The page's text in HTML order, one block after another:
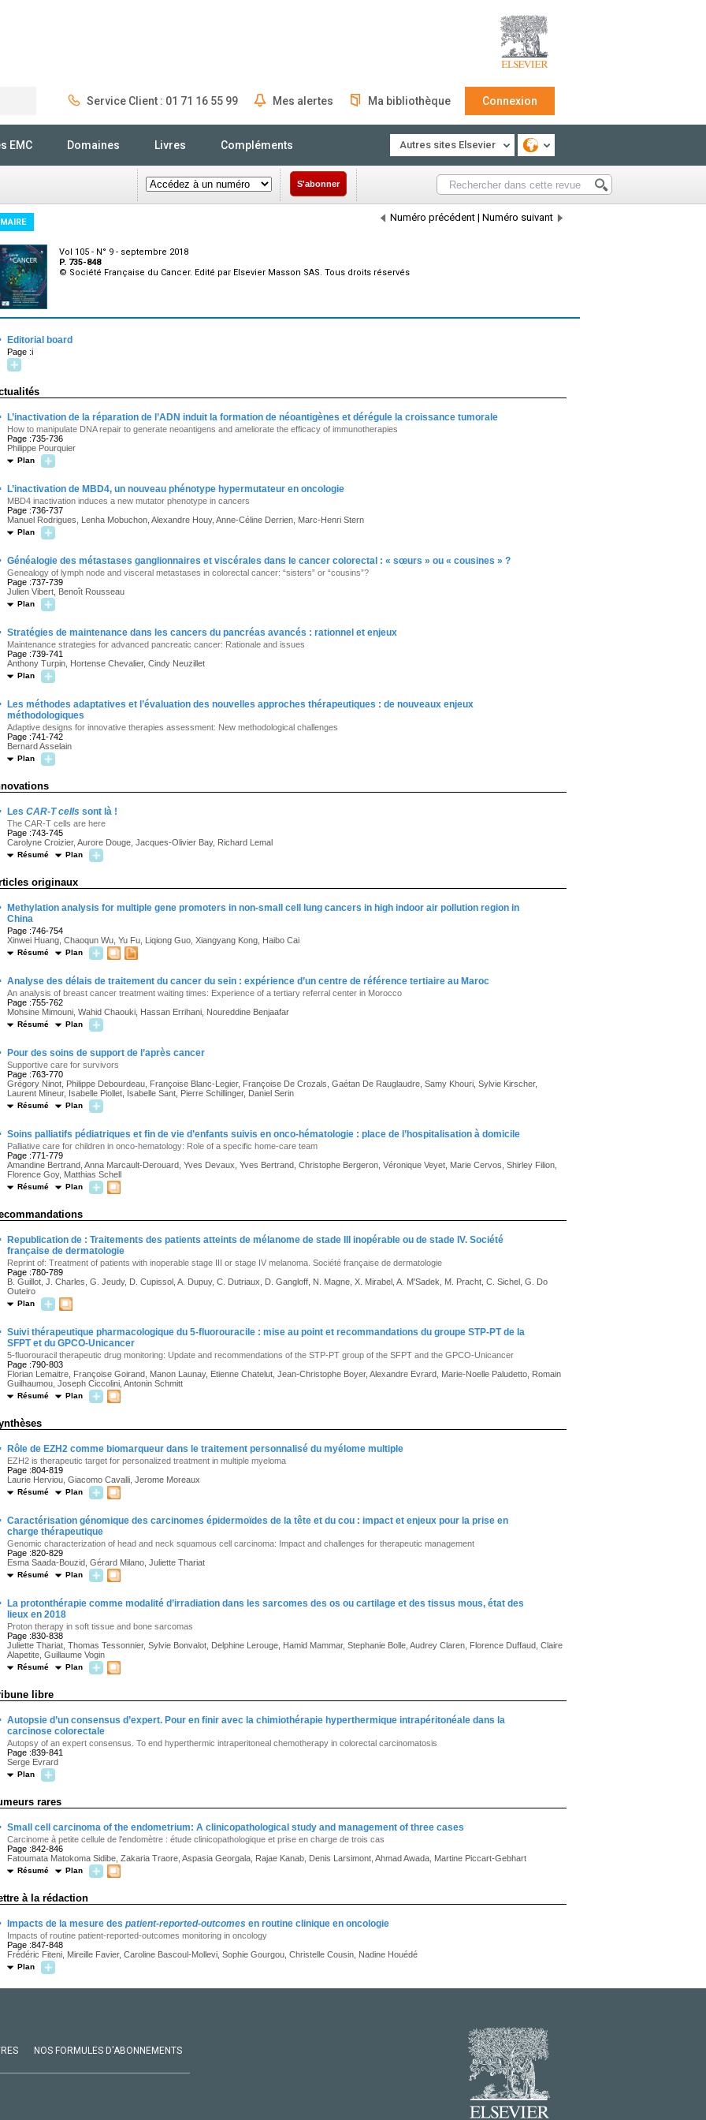
Service Client : 01 71 16 55 99 Mes alertes Ma bibliothèque Connexion
EMC Domaines Livres Compléments Autres sites Elsevier
S'abonner
Numéro précédent | Numéro suivant
Vol 105 - N° 9 - septembre 2018
P. 735-848
© Société Française du Cancer. Edité par Elsevier Masson SAS. Tous droits réservés
Editorial board
Page :i
L’inactivation de la réparation de l’ADN induit la formation de néoantigènes et dérégule la croissance tumorale
How to manipulate DNA repair to generate neoantigens and ameliorate the efficacy of immunotherapies
Page :735-736
Philippe Pourquier
Plan
L’inactivation de MBD4, un nouveau phénotype hypermutateur en oncologie
MBD4 inactivation induces a new mutator phenotype in cancers
Page :736-737
Manuel Rodrigues, Lenha Mobuchon, Alexandre Houy, Anne-Céline Derrien, Marc-Henri Stern
Plan
Généalogie des métastases ganglionnaires et viscérales dans le cancer colorectal : « sœurs » ou « cousines » ?
Genealogy of lymph node and visceral metastases in colorectal cancer: “sisters” or “cousins”?
Page :737-739
Julien Vibert, Benoît Rousseau
Plan
Stratégies de maintenance dans les cancers du pancréas avancés : rationnel et enjeux
Maintenance strategies for advanced pancreatic cancer: Rationale and issues
Page :739-741
Anthony Turpin, Hortense Chevalier, Cindy Neuzillet
Plan
Les méthodes adaptatives et l’évaluation des nouvelles approches thérapeutiques : de nouveaux enjeux
méthodologiques
Adaptive designs for innovative therapies assessment: New methodological challenges
Page :741-742
Bernard Asselain
Plan
Les CAR-T cells sont là !
The CAR-T cells are here
Page :743-745
Carolyne Croizier, Aurore Douge, Jacques-Olivier Bay, Richard Lemal
Résumé Plan
originaux
Methylation analysis for multiple gene promoters in non-small cell lung cancers in high indoor air pollution region in
China
Page :746-754
Xinwei Huang, Chaoqun Wu, Yu Fu, Liqiong Guo, Xiangyang Kong, Haibo Cai
Résumé Plan
Analyse des délais de traitement du cancer du sein : expérience d’un centre de référence tertiaire au Maroc
An analysis of breast cancer treatment waiting times: Experience of a tertiary referral center in Morocco
Page :755-762
Mohsine Mimouni, Wahid Chaouki, Hassan Errihani, Noureddine Benjaafar
Résumé Plan
Pour des soins de support de l’après cancer
Supportive care for survivors
Page :763-770
Grégory Ninot, Philippe Debourdeau, Françoise Blanc-Legier, Françoise De Crozals, Gaétan De Rauglaudre, Samy Khouri, Sylvie Kirscher,
Laurent Mineur, Isabelle Piollet, Isabelle Sant, Pierre Schillinger, Daniel Serin
Résumé Plan
Soins palliatifs pédiatriques et fin de vie d’enfants suivis en onco-hématologie : place de l’hospitalisation à domicile
Palliative care for children in onco-hematology: Role of a specific home-care team
Page :771-779
Amandine Bertrand, Anna Marcault-Derouard, Yves Devaux, Yves Bertrand, Christophe Bergeron, Véronique Veyet, Marie Cervos, Shirley Filion,
Florence Goy, Matthias Schell
Résumé Plan
Republication de : Traitements des patients atteints de mélanome de stade III inopérable ou de stade IV. Société
française de dermatologie
Reprint of: Treatment of patients with inoperable stage III or stage IV melanoma. Société française de dermatologie
Page :780-789
B. Guillot, J. Charles, G. Jeudy, D. Cupissol, A. Dupuy, C. Dutriaux, D. Gangloff, N. Magne, X. Mirabel, A. M'Sadek, M. Pracht, C. Sichel, G. Do
Outeiro
Plan
Suivi thérapeutique pharmacologique du 5-fluorouracile : mise au point et recommandations du groupe STP-PT de la
SFPT et du GPCO-Unicancer
5-fluorouracil therapeutic drug monitoring: Update and recommendations of the STP-PT group of the SFPT and the GPCO-Unicancer
Page :790-803
Florian Lemaitre, Françoise Goirand, Manon Launay, Etienne Chatelut, Jean-Christophe Boyer, Alexandre Evrard, Marie-Noelle Paludetto, Romain
Guilhaumou, Joseph Ciccolini, Antonin Schmitt
Résumé Plan
Rôle de EZH2 comme biomarqueur dans le traitement personnalisé du myélome multiple
EZH2 is therapeutic target for personalized treatment in multiple myeloma
Page :804-819
Laurie Herviou, Giacomo Cavalli, Jerome Moreaux
Résumé Plan
Caractérisation génomique des carcinomes épidermoïdes de la tête et du cou : impact et enjeux pour la prise en
charge thérapeutique
Genomic characterization of head and neck squamous cell carcinoma: Impact and challenges for therapeutic management
Page :820-829
Esma Saada-Bouzid, Gérard Milano, Juliette Thariat
Résumé Plan
La protonthérapie comme modalité d’irradiation dans les sarcomes des os ou cartilage et des tissus mous, état des
lieux en 2018
Proton therapy in soft tissue and bone sarcomas
Page :830-838
Juliette Thariat, Thomas Tessonnier, Sylvie Bonvalot, Delphine Lerouge, Hamid Mammar, Stephanie Bolle, Audrey Claren, Florence Duffaud, Claire
Alapetite, Guillaume Vogin
Résumé Plan
libre
Autopsie d’un consensus d’expert. Pour en finir avec la chimiothérapie hyperthermique intrapéritonéale dans la
carcinose colorectale
Autopsy of an expert consensus. To end hyperthermic intraperitoneal chemotherapy in colorectal carcinomatosis
Page :839-841
Serge Evrard
Plan
rares
Small cell carcinoma of the endometrium: A clinicopathological study and management of three cases
Carcinome à petite cellule de l'endomètre : étude clinicopathologique et prise en charge de trois cas
Page :842-846
Fatoumata Matokoma Sidibe, Zakaria Traore, Aspasia Georgala, Rajae Kanab, Denis Larsimont, Ahmad Awada, Martine Piccart-Gebhart
Résumé Plan
à la rédaction
Impacts de la mesure des patient-reported-outcomes en routine clinique en oncologie
Impacts of routine patient-reported-outcomes monitoring in oncology
Page :847-848
Frédéric Fiteni, Mireille Favier, Caroline Bascoul-Mollevi, Sophie Gourgou, Christelle Cousin, Nadine Houédé
Plan
NOS FORMULES D'ABONNEMENTS